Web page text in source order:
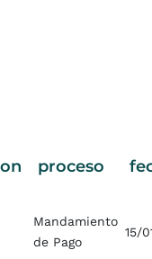
proceso
Mandamiento
de Pago
15/